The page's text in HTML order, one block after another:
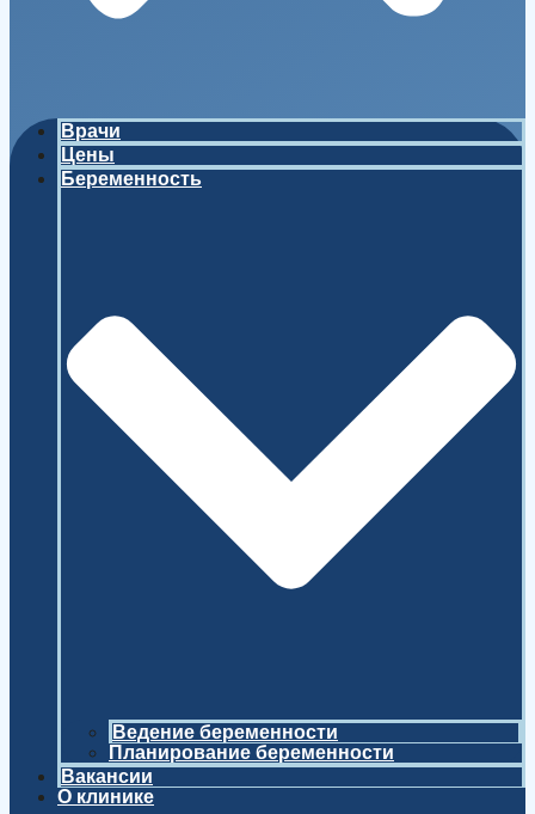
Врачи
Цены
Беременность
Ведение беременности
Планирование беременности
Вакансии
О клинике